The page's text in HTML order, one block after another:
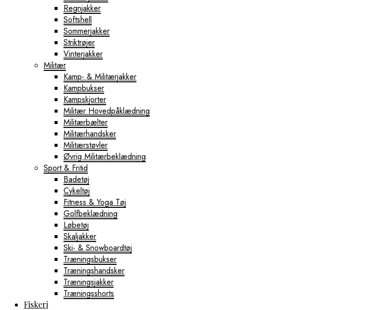
Regnjakker
Softshell
Sommerjakker
Striktrøjer
Vinterjakker
Militær
Kamp- & Militærjakker
Kampbukser
Kampskjorter
Militær Hovedpåklædning
Militærbælter
Militærhandsker
Militærstøvler
Øvrig Militærbeklædning
Sport & Fritid
Badetøj
Cykeltøj
Fitness & Yoga Tøj
Golfbeklædning
Løbetøj
Skaljakker
Ski- & Snowboardtøj
Træningsbukser
Træningshandsker
Træningsjakker
Træningsshorts
Fiskeri